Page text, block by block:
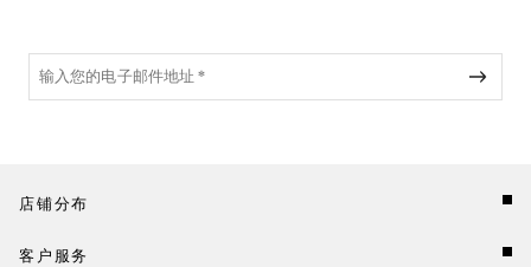
店铺分布
客户服务